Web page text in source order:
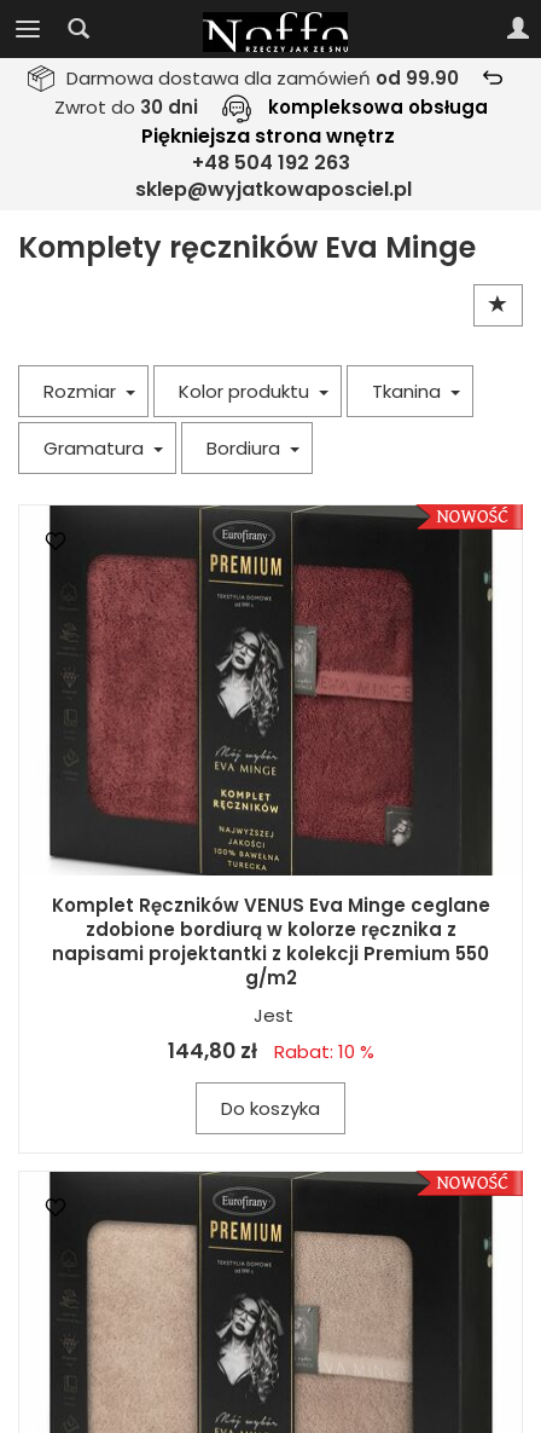
Darmowa dostawa dla zamówień od 99.90
Zwrot do 30 dni kompleksowa obsługa
Piękniejsza strona wnętrz
+48 504 192 263
sklep@wyjatkowaposciel.pl
Komplety ręczników Eva Minge
Rozmiar Kolor produktu Tkanina
Gramatura Bordiura
Komplet Ręczników VENUS Eva Minge ceglane
zdobione bordiurą w kolorze ręcznika z
napisami projektantki z kolekcji Premium 550
g/m2
Jest
144,80 zł Rabat: 10 %
Do koszyka